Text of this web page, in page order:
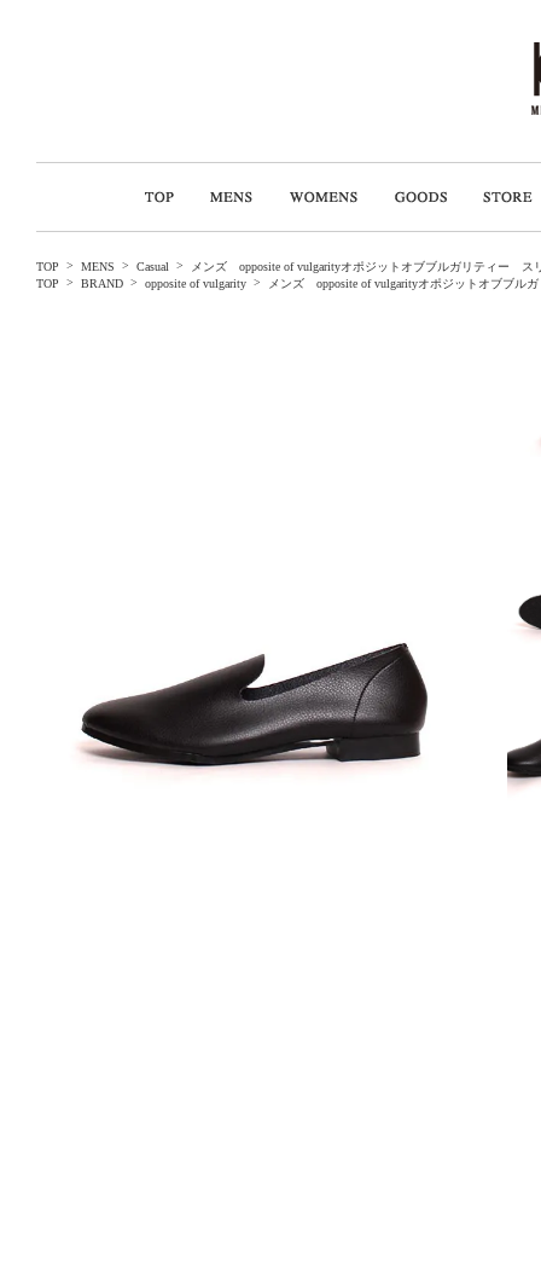
TOP > MENS > Casual >
メンズ opposite of vulgarityオポジットオブブルガリティー
TOP
> BRAND > opposite of vulgarity > メンズ opposite of vulgarityオポジットオブブ